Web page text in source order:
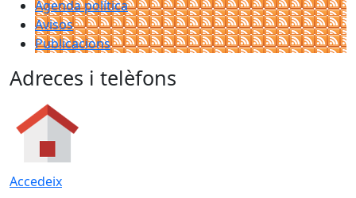
Agenda política
Avisos
Publicacions
Adreces i telèfons
Accedeix